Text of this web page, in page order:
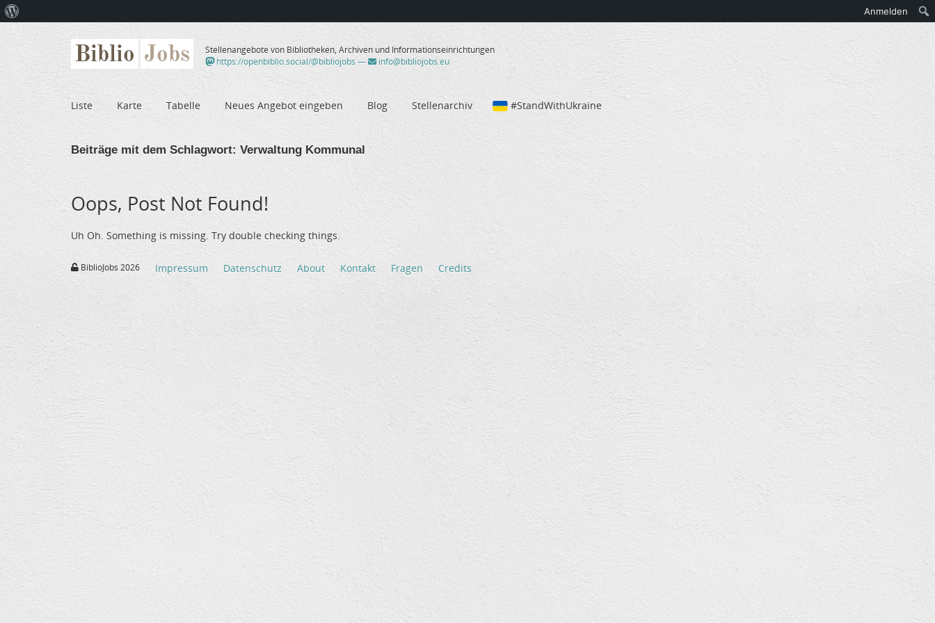
Biblio Jobs
Stellenangebote von Bibliotheken, Archiven und Informationseinrichtungen
https://openbiblio.social/@bibliojobs — info@bibliojobs.eu
Liste Karte Tabelle Neues Angebot eingeben Blog Stellenarchiv #StandWithUkraine
Beiträge mit dem Schlagwort: Verwaltung Kommunal
Oops, Post Not Found!
Uh Oh. Something is missing. Try double checking things.
BiblioJobs 2026 Impressum Datenschutz About Kontakt Fragen Credits
WordPress
Anmelden